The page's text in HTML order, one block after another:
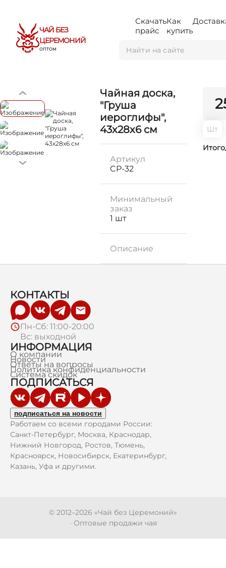
ЧАЙ БЕЗ
ЦЕРЕМОНИЙ
ОПТОМ
Скачать
прайс
Как
купить
Чайная доска,
"Груша
иероглифы",
43х28х6 см
Артикул
CP-32
Минимальный
заказ
1 шт
Описание
Шт
Итого
КОНТАКТЫ
Пн-Сб: 11:00-20:00
Вс: выходной
ИНФОРМАЦИЯ
О компании
Новости
Ответы на вопросы
Политика конфиденциальности
Система скидок
ПОДПИСАТЬСЯ
подписаться на новости
Работаем со всеми городами России:
Санкт-Петербург, Москва, Краснодар,
Нижний Новгород, Ростов, Тюмень,
Красноярск, Новосибирск, Екатеринбург,
Казань, Уфа и другими.
© 2012–2026 «Чай без Церемоний»
· Оптовые продажи чая